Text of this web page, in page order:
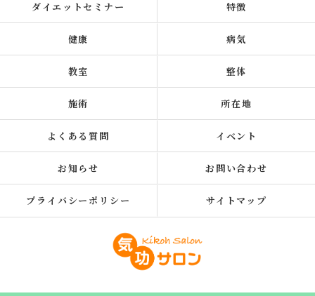
ダイエットセミナー 特徴
健康 病気
教室 整体
施術 所在地
よくある質問 イベント
お知らせ お問い合わせ
プライバシーポリシー サイトマップ